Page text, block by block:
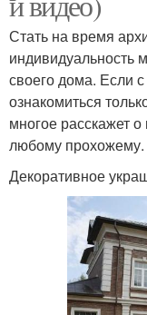
Стать на время
индивидуальность
своего дома. Если
ознакомиться
многое расскажет
любому прохожему.
Декоративное